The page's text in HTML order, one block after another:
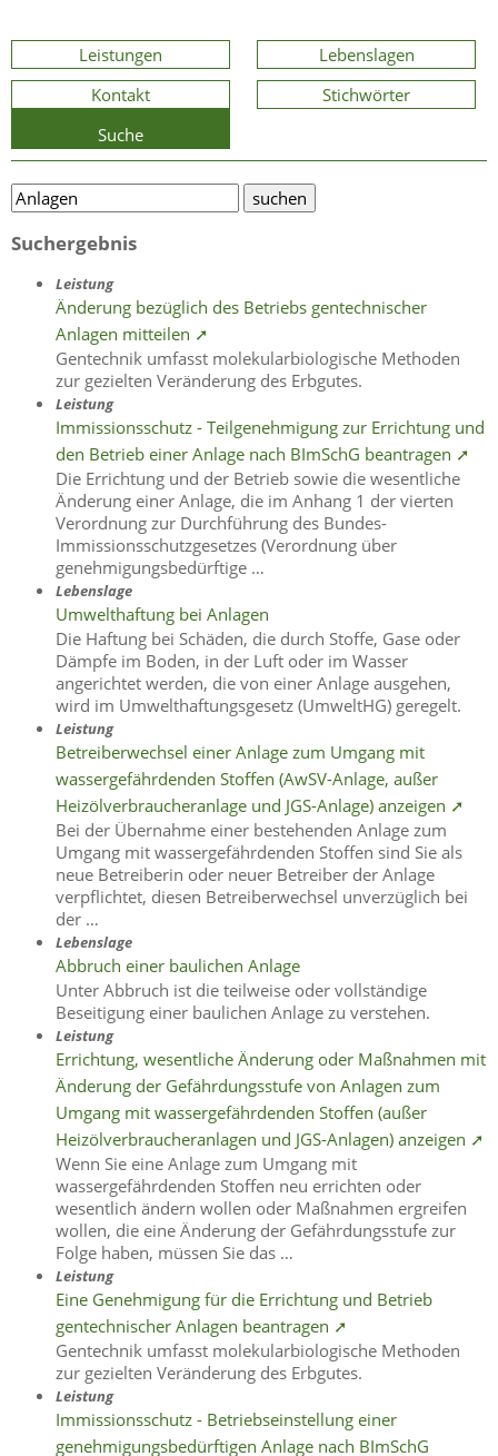
Leistungen
Lebenslagen
Kontakt
Stichwörter
Suche
Suchergebnis
Leistung
Änderung bezüglich des Betriebs gentechnischer
Anlagen mitteilen ➚
Gentechnik umfasst molekularbiologische Methoden
zur gezielten Veränderung des Erbgutes.
Leistung
Immissionsschutz - Teilgenehmigung zur Errichtung und
den Betrieb einer Anlage nach BImSchG beantragen ➚
Die Errichtung und der Betrieb sowie die wesentliche
Änderung einer Anlage, die im Anhang 1 der vierten
Verordnung zur Durchführung des Bundes-
Immissionsschutzgesetzes (Verordnung über
genehmigungsbedürftige …
Lebenslage
Umwelthaftung bei Anlagen
Die Haftung bei Schäden, die durch Stoffe, Gase oder
Dämpfe im Boden, in der Luft oder im Wasser
angerichtet werden, die von einer Anlage ausgehen,
wird im Umwelthaftungsgesetz (UmweltHG) geregelt.
Leistung
Betreiberwechsel einer Anlage zum Umgang mit
wassergefährdenden Stoffen (AwSV-Anlage, außer
Heizölverbraucheranlage und JGS-Anlage) anzeigen ➚
Bei der Übernahme einer bestehenden Anlage zum
Umgang mit wassergefährdenden Stoffen sind Sie als
neue Betreiberin oder neuer Betreiber der Anlage
verpflichtet, diesen Betreiberwechsel unverzüglich bei
der …
Lebenslage
Abbruch einer baulichen Anlage
Unter Abbruch ist die teilweise oder vollständige
Beseitigung einer baulichen Anlage zu verstehen.
Leistung
Errichtung, wesentliche Änderung oder Maßnahmen mit
Änderung der Gefährdungsstufe von Anlagen zum
Umgang mit wassergefährdenden Stoffen (außer
Heizölverbraucheranlagen und JGS-Anlagen) anzeigen ➚
Wenn Sie eine Anlage zum Umgang mit
wassergefährdenden Stoffen neu errichten oder
wesentlich ändern wollen oder Maßnahmen ergreifen
wollen, die eine Änderung der Gefährdungsstufe zur
Folge haben, müssen Sie das …
Leistung
Eine Genehmigung für die Errichtung und Betrieb
gentechnischer Anlagen beantragen ➚
Gentechnik umfasst molekularbiologische Methoden
zur gezielten Veränderung des Erbgutes.
Leistung
Immissionsschutz - Betriebseinstellung einer
genehmigungsbedürftigen Anlage nach BImSchG